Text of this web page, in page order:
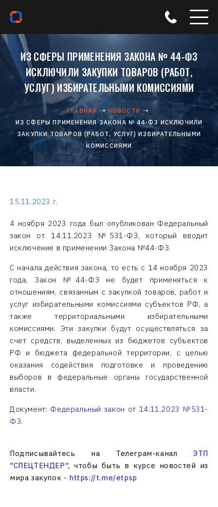
ИЗ СФЕРЫ ПРИМЕНЕНИЯ ЗАКОНА № 44-ФЗ
ИСКЛЮЧИЛИ ЗАКУПКИ ТОВАРОВ (РАБОТ,
УСЛУГ) ИЗБИРАТЕЛЬНЫМИ КОМИССИЯМИ
ГЛАВНАЯ
НОВОСТИ
ИЗ СФЕРЫ ПРИМЕНЕНИЯ ЗАКОНА № 44-ФЗ ИСКЛЮЧИЛИ
ЗАКУПКИ ТОВАРОВ (РАБОТ, УСЛУГ) ИЗБИРАТЕЛЬНЫМИ
КОМИССИЯМИ
15.11.2023 г.
4 ноября 2023 года был опубликован Федеральный
закон от 14.11.2023 №531-ФЗ, который вводит
исключение в применении Закона №44-ФЗ.
С начала действия закона, то есть с 14 ноября 2023
года, Закон №44-ФЗ не будет применяться к
отношениям, связанным с закупкой товаров, работ и
услуг избирательными комиссиями субъектов РФ, а
также территориальными избирательными
комиссиями. Эти закупки будут осуществляться за
счет средств, выделенных из бюджетов субъектов
РФ и бюджета федеральной территории, с целью
оказания содействия подготовке и проведению
выборов в федеральные органы государственной
власти.
Документ: Федеральный закон от 14.11.2023 №531-
ФЗ.
Подписывайтесь на Телеграм-каналЭТП
"СПЕЦТЕНДЕР", чтобы быть в курсе новостей из
мира закупок - https://t.me/etpsp